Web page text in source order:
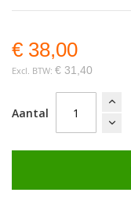
€ 38,00
€ 31,40
Aantal